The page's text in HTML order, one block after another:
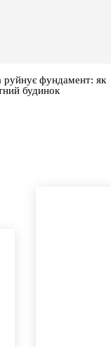
руйнує фундамент: як
будинок